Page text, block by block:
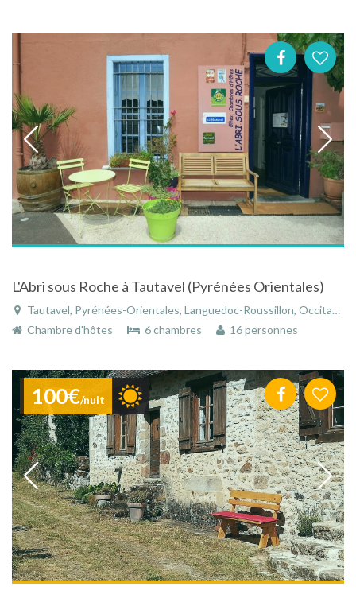
L'Abri sous Roche à Tautavel (Pyrénées Orientales)
Tautavel, Pyrénées-Orientales, Languedoc-Roussillon, Occitanie, France
Chambre d'hôtes
6 chambres 16 personnes
100€/nuit